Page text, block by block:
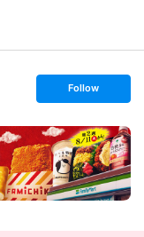
s
t
o
l
l
o
w
Follow